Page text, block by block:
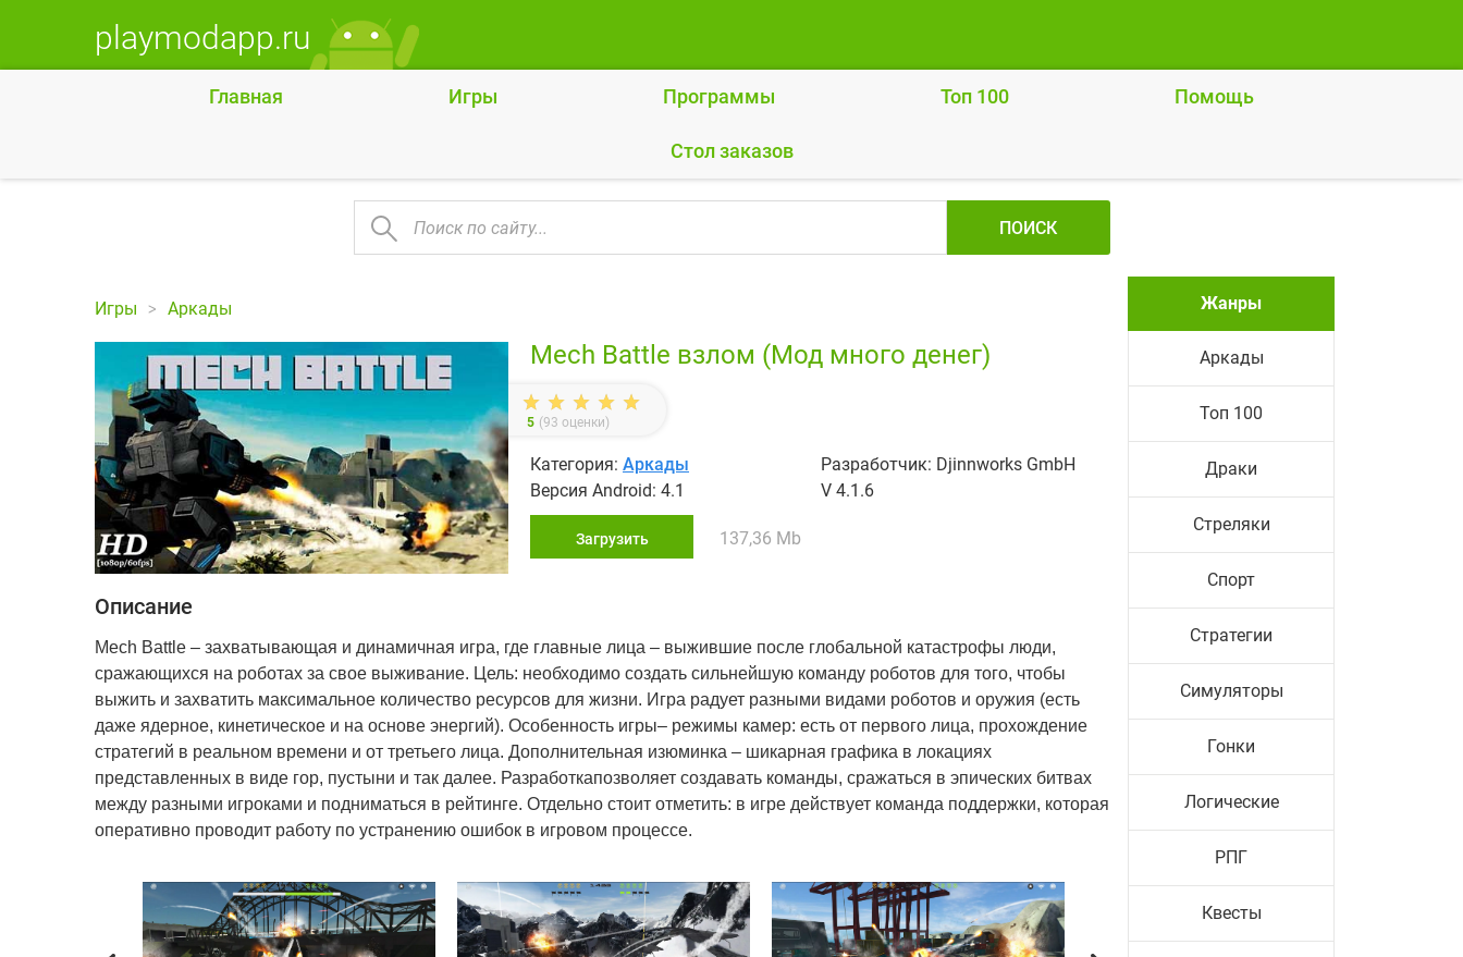
playmodapp.ru
Главная Игры Программы Топ 100 Помощь
Cтол заказов
ПОИСК
Игры Аркады
Mech Battle взлом (Мод много денег)
5 (93 оценки)
Категория: Аркады
Разработчик: Djinnworks GmbH
Версия Android: 4.1
V 4.1.6
Загрузить 137,36 Mb
Описание
Mech Battle – захватывающая и динамичная игра, где главные лица – выжившие после глобальной катастрофы люди,
сражающихся на роботах за свое выживание. Цель: необходимо создать сильнейшую команду роботов для того, чтобы
выжить и захватить максимальное количество ресурсов для жизни. Игра радует разными видами роботов и оружия (есть
даже ядерное, кинетическое и на основе энергий). Особенность игры– режимы камер: есть от первого лица, прохождение
стратегий в реальном времени и от третьего лица. Дополнительная изюминка – шикарная графика в локациях
представленных в виде гор, пустыни и так далее. Разработкапозволяет создавать команды, сражаться в эпических битвах
между разными игроками и подниматься в рейтинге. Отдельно стоит отметить: в игре действует команда поддержки, которая
оперативно проводит работу по устранению ошибок в игровом процессе.
Жанры
Аркады
Топ 100
Драки
Стреляки
Спорт
Стратегии
Симуляторы
Гонки
Логические
РПГ
Квесты